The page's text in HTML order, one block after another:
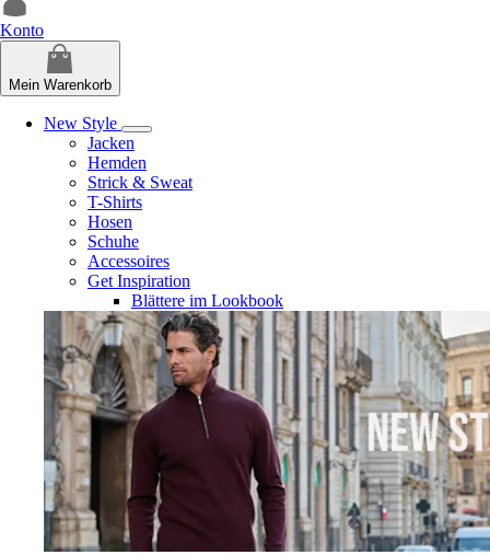
Konto
Mein Warenkorb
New Style
Jacken
Hemden
Strick & Sweat
T-Shirts
Hosen
Schuhe
Accessoires
Get Inspiration
Blättere im Lookbook